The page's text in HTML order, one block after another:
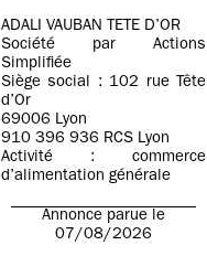
ADALI VAUBAN TETE D’OR
Société par Actions
Simplifiée
Siège social : 102 rue Tête
d’Or
69006 Lyon
910 396 936 RCS Lyon
Activité : commerce
d’alimentation générale
Annonce parue le
07/08/2026